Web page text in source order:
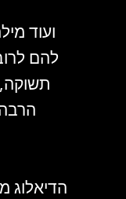
ועוד
להם
הדיאלוג